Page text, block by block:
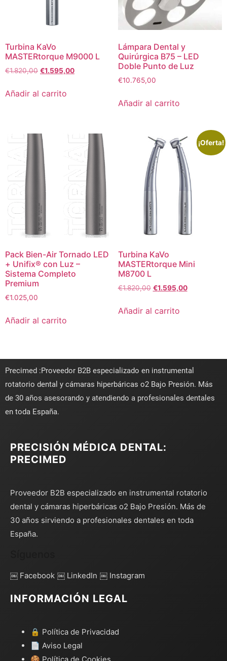
Turbina KaVo
MASTERtorque M9000 L
€1.820,00 €1.595,00
Añadir al carrito
Lámpara Dental y
Quirúrgica B75 – LED
Doble Punto de Luz
€10.765,00
Añadir al carrito
Pack Bien-Air Tornado LED
+ Unifix® con Luz –
Sistema Completo
Premium
€1.025,00
Añadir al carrito
¡Oferta!
Turbina KaVo
MASTERtorque Mini
M8700 L
€1.820,00 €1.595,00
Añadir al carrito
Precimed :Proveedor B2B especializado en instrumental
rotatorio dental y cámaras hiperbáricas o2 Bajo Presión. Más
de 30 años asesorando y atendiendo a profesionales dentales
en toda España.
PRECISIÓN MÉDICA DENTAL:
PRECIMED
Proveedor B2B especializado en instrumental rotatorio
dental y cámaras hiperbáricas o2 Bajo Presión. Más de
30 años sirviendo a profesionales dentales en toda
España.
￼ Facebook ￼ LinkedIn ￼ Instagram
INFORMACIÓN LEGAL
🔒 Política de Privacidad
📄 Aviso Legal